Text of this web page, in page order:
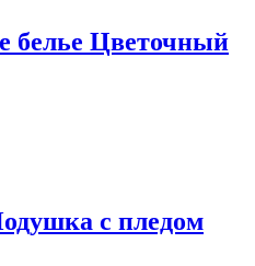
белье Цветочный
с пледом